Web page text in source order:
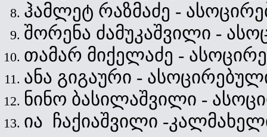
ჰამლეტ რაზმაძე -
შორენა ძამუკაშვილი -
თამარ მიქელაძე -
ანა გიგაური -
ნინო ბასილაშვილი -
ია ჩაქიაშვილი -